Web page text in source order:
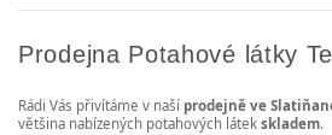
Prodejna Potahové látky
Rádi Vás přivítáme v naší prodejně ve
většina nabízených potahových látek skladem.